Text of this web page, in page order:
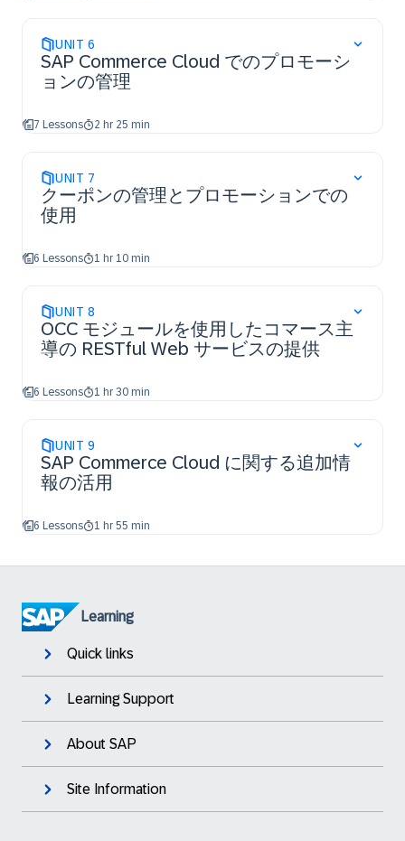
UNIT 6
SAP Commerce Cloud でのプロモーシ
ョンの管理
7 Lessons 2 hr 25 min
UNIT 7
クーポンの管理とプロモーションでの
使用
6 Lessons 1 hr 10 min
UNIT 8
OCC モジュールを使用したコマース主
導の RESTful Web サービスの提供
6 Lessons 1 hr 30 min
UNIT 9
SAP Commerce Cloud に関する追加情
報の活用
6 Lessons 1 hr 55 min
Learning
Quick links
Learning Support
About SAP
Site Information